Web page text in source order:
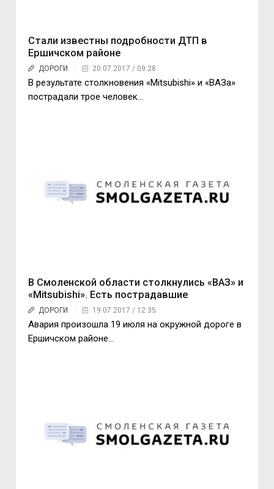
Стали известны подробности ДТП в
Ершичском районе
ДОРОГИ 20.07.2017 / 09:28
В результате столкновения «Mitsubishi» и «ВАЗа»
пострадали трое человек…
В Смоленской области столкнулись «ВАЗ» и
«Mitsubishi». Есть пострадавшие
ДОРОГИ 19.07.2017 / 12:35
Авария произошла 19 июля на окружной дороге в
Ершичском районе…